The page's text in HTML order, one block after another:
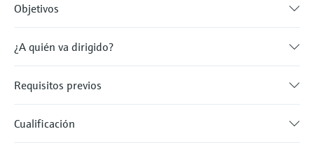
Objetivos
¿A quién va dirigido?
Requisitos previos
Cualificación